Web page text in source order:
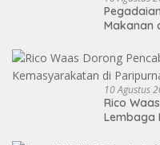
Makanan
10 Agustus
Rico
Lembaga